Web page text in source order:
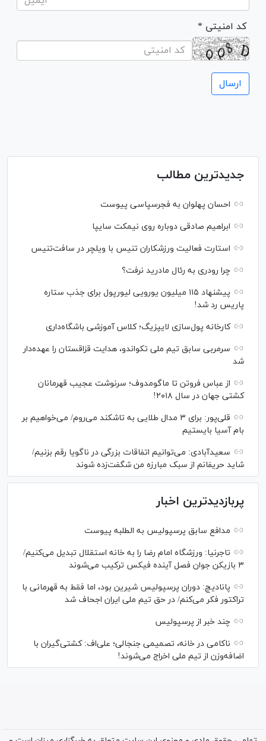
* کد امنیتی
جدیدترین مطالب
احسان پهلوان به فجرسپاسی پیوست
ابراهیم صادقی دوباره روی نیمکت سایپا
استارت فعالیت ورزشکاران تنیس با ویلچر در سافت‌تنیس
چرا رودری به رئال مادرید نرفت؟
پیشنهاد ۱۱۵ میلیون یورویی لیورپول برای جذب ستاره
پاریس رد شد!
کارخانه پول‌سازی لایپزیگ؛ کلاس آموزشی باشگاه‌داری
سرمربی سابق تیم ملی تکواندو، هدایت قزاقستان را عهده‌دار
شد
از عباس فروتن تا ماگومدوف؛ سرنوشت عجیب قهرمانان
کشتی جهان در سال ۲۰۱۸!
قلی‌پور: برای ۳ مدال طلایی به تاشکند می‌روم/ می‌خواهیم بر
بام آسیا بایستیم
سعیدآبادی: می‌توانیم اتفاقات بزرگی در ناگویا رقم بزنیم/
شاید حریفانم از سبک مبارزه من شگفت‌زده شوند
پربازدیدترین اخبار
مدافع سابق پرسپولیس به الطلبه پیوست
تاجرنیا: ورزشگاه امام رضا را به خانه استقلال تبدیل می‌کنیم/
۳ بازیکن جوان فصل آینده فیکس ترکیب می‌شوند
پانادیچ: دوران پرسپولیس شیرین بود، اما فقط به قهرمانی با
تراکتور فکر می‌کنم/ در حق تیم ملی ایران اجحاف شد
چند خبر از پرسپولیس
ناکامی در خانه، تصمیمی جنجالی؛ علی‌اف: کشتی‌گیران با
اضافه‌وزن از تیم ملی اخراج می‌شوند!